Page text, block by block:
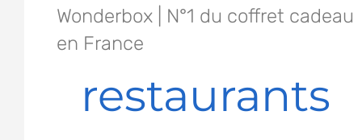
Wonderbox | N°1 du coffret cadeau
en France
restaurants